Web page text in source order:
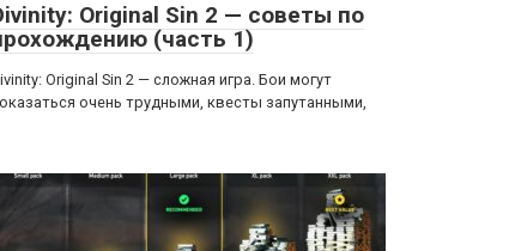
Original Sin 2 — советы по
(часть 1)
Original Sin 2 — сложная игра. Бои могут
очень трудными, квесты запутанными,